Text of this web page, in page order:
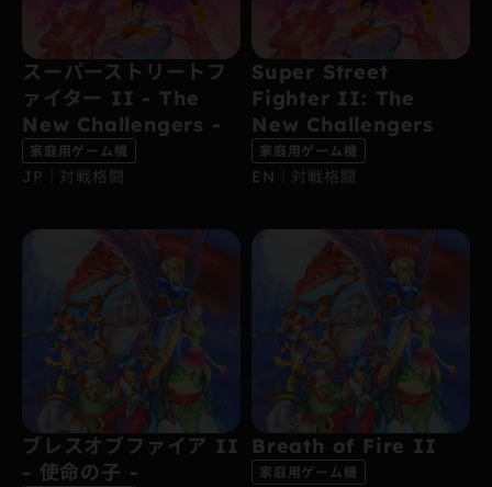
スーパーストリートフ
ァイター II - The
New Challengers -
家庭用ゲーム機
JP｜対戦格闘
Super Street
Fighter II: The
New Challengers
家庭用ゲーム機
EN｜対戦格闘
ブレスオブファイア II
- 使命の子 -
Breath of Fire II
家庭用ゲーム機